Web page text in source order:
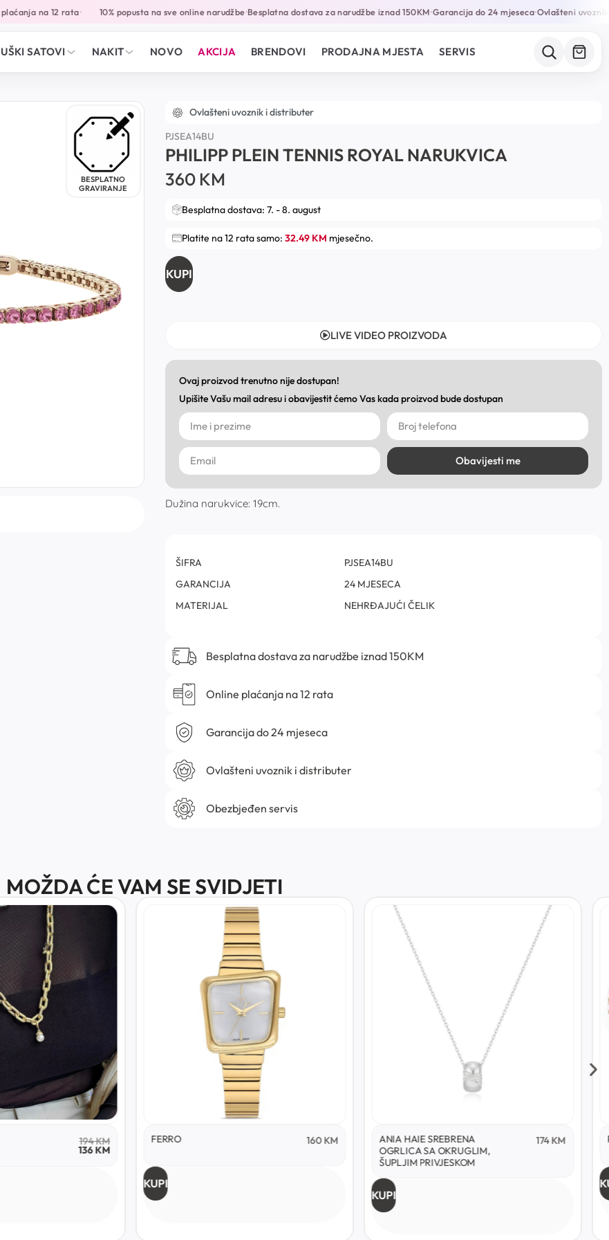
na 12 rata• 10% popusta na sve online narudžbe•Besplatna dostava za narudžbe iznad 150KM•Garancija do 24 mjeseca•Ovlašteni uvoznik i
SATOVI NAKIT NOVO AKCIJA BRENDOVI PRODAJNA MJESTA SERVIS
BESPLATNO
GRAVIRANJE
Ovlašteni uvoznik i distributer
PJSEA14BU
PHILIPP PLEIN TENNIS ROYAL NARUKVICA
360 KM
Besplatna dostava: 7. - 8. august
Platite na 12 rata samo: 32.49 KM mjesečno.
KUPI
LIVE VIDEO PROIZVODA
Ovaj proizvod trenutno nije dostupan!
Upišite Vašu mail adresu i obavijestit ćemo Vas kada proizvod bude dostupan
Obavijesti me
Dužina narukvice: 19cm.
ŠIFRA
PJSEA14BU
GARANCIJA
24 MJESECA
MATERIJAL
NEHRĐAJUĆI ČELIK
Besplatna dostava za narudžbe iznad 150KM
Online plaćanja na 12 rata
Garancija do 24 mjeseca
Ovlašteni uvoznik i distributer
Obezbjeđen servis
MOŽDA ĆE VAM SE SVIDJETI
194KM
136KM
FERRO 160KM
KUPI
ANIA HAIE SREBRENA
OGRLICA SA OKRUGLIM,
ŠUPLJIM PRIVJESKOM
174KM
KUPI